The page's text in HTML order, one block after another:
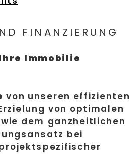
FINANZIERUNG
Immobilie
von unseren
von optimalen
dem ganzheitlichen
bei